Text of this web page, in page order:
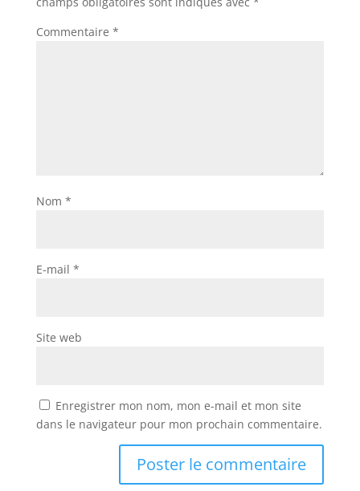
Commentaire *
Nom *
E-mail *
Site web
Enregistrer mon nom, mon e-mail et mon site
dans le navigateur pour mon prochain commentaire.